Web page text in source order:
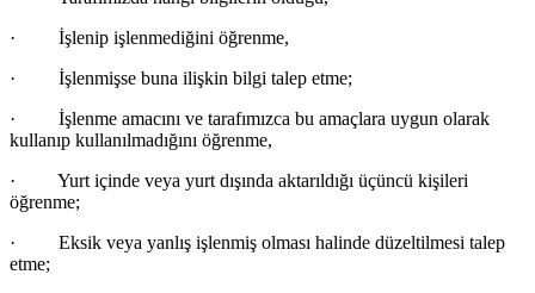
·
İşlenip işlenmediğini öğrenme,
·
İşlenmişse buna ilişkin bilgi talep etme;
·
İşlenme amacını ve tarafımızca bu amaçlara uygun olarak
kullanıp kullanılmadığını öğrenme,
·
Yurt içinde veya yurt dışında aktarıldığı üçüncü kişileri
öğrenme;
·
Eksik veya yanlış işlenmiş olması halinde düzeltilmesi talep
etme;